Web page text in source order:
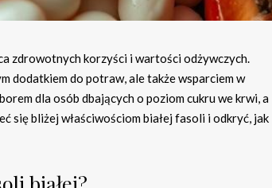
zdrowotnych korzyści i wartości odżywczych.
dodatkiem do potraw, ale także wsparciem w
dla osób dbających o poziom cukru we krwi, a
się bliżej właściwościom białej fasoli i odkryć, jak